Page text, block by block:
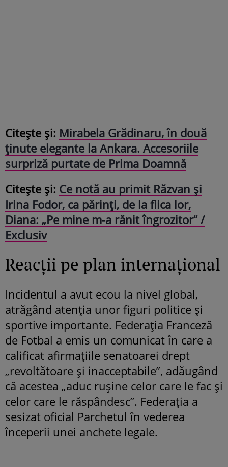
Citește și: Mirabela Grădinaru, în două
ținute elegante la Ankara. Accesoriile
surpriză purtate de Prima Doamnă
Citește și: Ce notă au primit Răzvan și
Irina Fodor, ca părinți, de la fiica lor,
Diana: „Pe mine m-a rănit îngrozitor” /
Exclusiv
Reacții pe plan internațional
Incidentul a avut ecou la nivel global,
atrăgând atenția unor figuri politice și
sportive importante. Federația Franceză
de Fotbal a emis un comunicat în care a
calificat afirmațiile senatoarei drept
„revoltătoare și inacceptabile”, adăugând
că acestea „aduc rușine celor care le fac și
celor care le răspândesc”. Federația a
sesizat oficial Parchetul în vederea
începerii unei anchete legale.